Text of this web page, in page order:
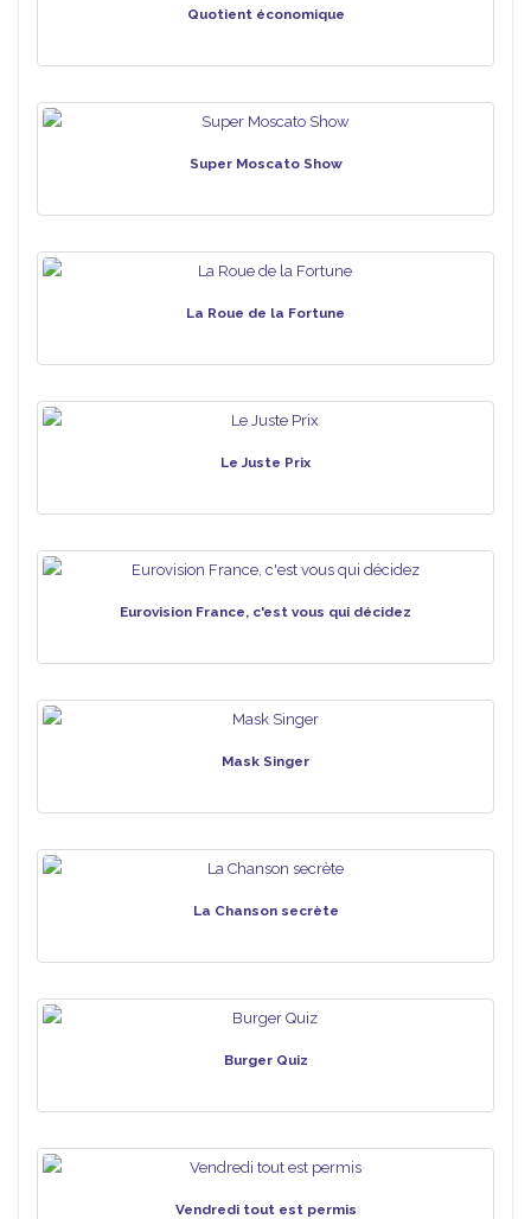
Quotient économique
Super Moscato Show
La Roue de la Fortune
Le Juste Prix
Eurovision France, c'est vous qui décidez
Mask Singer
La Chanson secrète
Burger Quiz
Vendredi tout est permis